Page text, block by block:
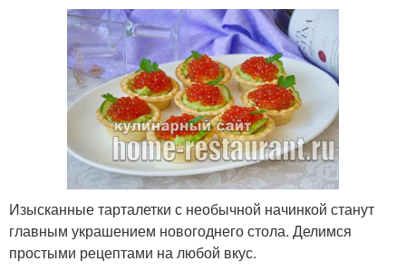
Изысканные тарталетки с необычной начинкой станут
главным украшением новогоднего стола. Делимся
простыми рецептами на любой вкус.